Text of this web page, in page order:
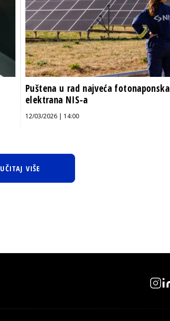
Puštena u rad najveća fotonaponska
elektrana NIS-a
12/03/2026 | 14:00
UČITAJ VIŠE